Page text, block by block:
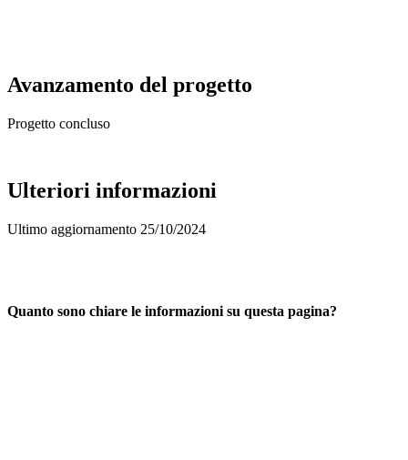
Avanzamento del progetto
Progetto concluso
Ulteriori informazioni
Ultimo aggiornamento 25/10/2024
Quanto sono chiare le informazioni su questa pagina?